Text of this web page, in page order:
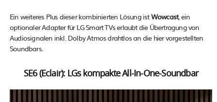
Ein weiteres Plus dieser kombinierten Lösung istWowcast, ein
optionaler Adapter für LG Smart TVs erlaubt die Übertragung von
Audiosignalen inkl. Dolby Atmos drahtlos an die hier vorgestellten
Soundbars.
SE6 (Eclair): LGs kompakte All-In-One-Soundbar